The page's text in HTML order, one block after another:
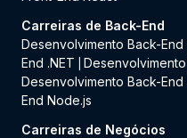
Carreiras de Back-End
Desenvolvimento Back-End
End .NET
Desenvolvimento Back-End
End Node.js
Carreiras de Negócios